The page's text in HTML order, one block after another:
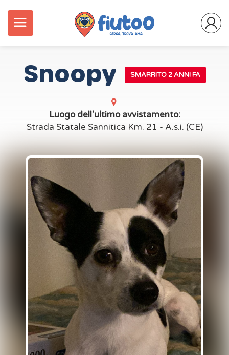
Snoopy SMARRITO 2 ANNI FA
Luogo dell'ultimo avvistamento:
Strada Statale Sannitica Km. 21 - A.s.i. (CE)